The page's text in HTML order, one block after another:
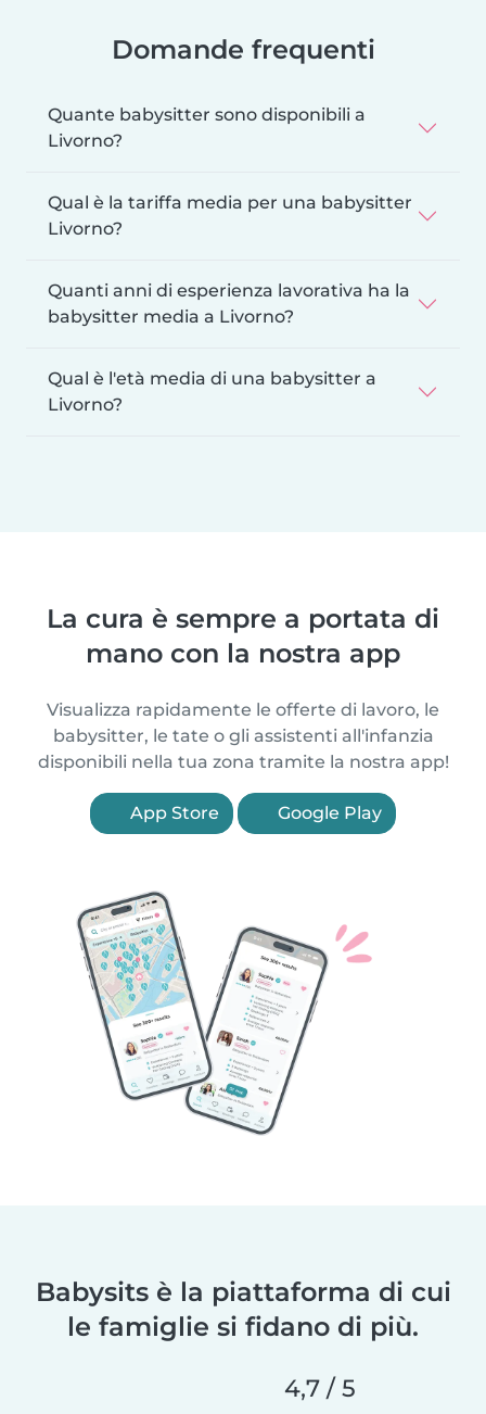
Domande frequenti
Quante babysitter sono disponibili a
Livorno?
Qual è la tariffa media per una babysitter
Livorno?
Quanti anni di esperienza lavorativa ha la
babysitter media a Livorno?
Qual è l'età media di una babysitter a
Livorno?
La cura è sempre a portata di
mano con la nostra app
Visualizza rapidamente le offerte di lavoro, le
babysitter, le tate o gli assistenti all'infanzia
disponibili nella tua zona tramite la nostra app!
App Store Google Play
Babysits è la piattaforma di cui
le famiglie si fidano di più.
4,7 / 5